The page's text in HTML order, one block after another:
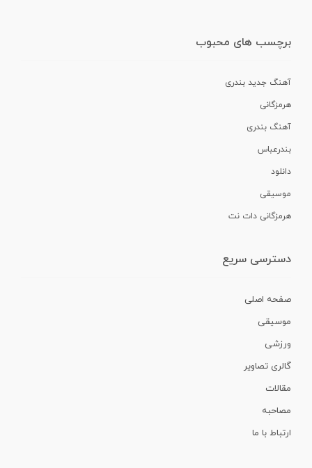
برچسب های محبوب
آهنگ جدید بندری
هرمزگانی
آهنگ بندری
بندرعباس
دانلود
موسیقی
هرمزگانی دات نت
دسترسی سریع
صفحه اصلی
موسیقی
ورزشی
گالری تصاویر
مقالات
مصاحبه
ارتباط با ما